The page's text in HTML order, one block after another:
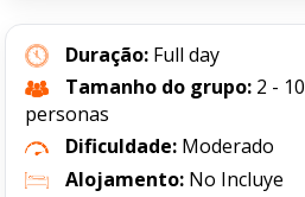
Duração: Full day
Tamanho do grupo: 2 - 10
personas
Dificuldade: Moderado
Alojamento: No Incluye